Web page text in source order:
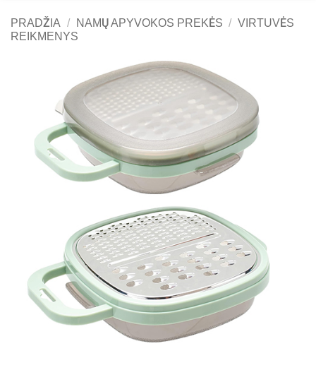
PRADŽIA / NAMŲ APYVOKOS PREKĖS / VIRTUVĖS
REIKMENYS